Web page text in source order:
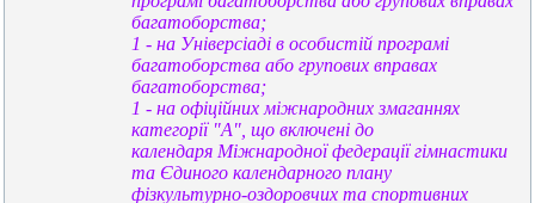
багатоборства;
1 - на Універсіаді в особистій програмі
багатоборства або групових вправах
багатоборства;
1 - на офіційних міжнародних змаганнях
категорії "A", що включені до
календаря Міжнародної федерації гімнастики
та Єдиного календарного плану
фізкультурно-оздоровчих та спортивних